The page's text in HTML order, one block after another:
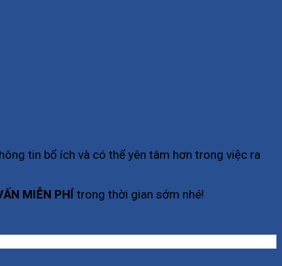
tin bổ ích và có thể yên tâm hơn trong việc ra
MIỄN PHÍ trong thời gian sớm nhé!